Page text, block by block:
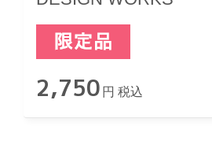
2,750 円 税込